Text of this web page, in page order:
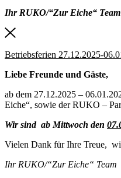
Ihr RUKO/“Zur Eiche“ Team
Betriebsferien 27.12.2025-
Liebe Freunde und Gäste,
ab dem 27.12.2025 –
Eiche“, sowie der RUKO –
Wir sind ab Mittwoch den
Vielen Dank für Ihre Treue,
Ihr RUKO/“Zur Eiche“ Team